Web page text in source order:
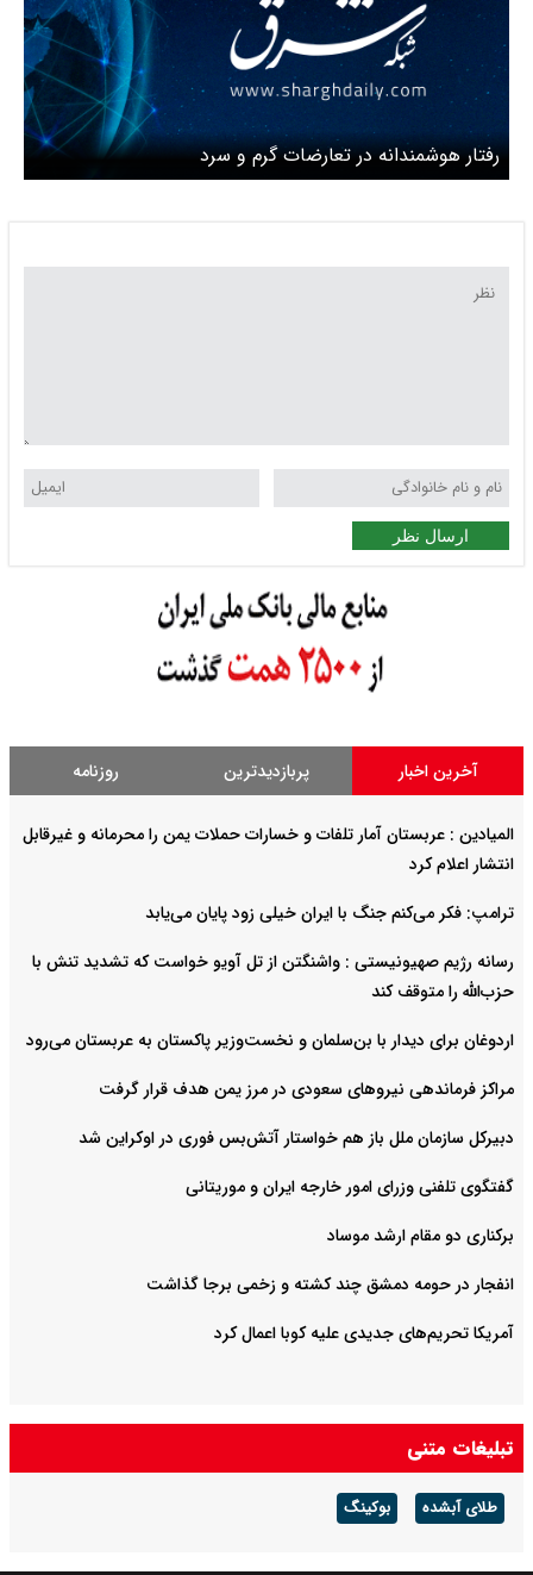
رفتار هوشمندانه در تعارضات گرم و سرد
ارسال نظر
آخرین اخبار پربازدیدترین روزنامه
المیادین : عربستان آمار تلفات و خسارات حملات یمن را محرمانه و غیرقابل
انتشار اعلام کرد
ترامپ: فکر می‌کنم جنگ با ایران خیلی زود پایان می‌یابد
رسانه رژیم صهیونیستی : واشنگتن از تل آویو خواست که تشدید تنش با
حزب‌الله را متوقف کند
اردوغان برای دیدار با بن‌سلمان و نخست‌وزیر پاکستان به عربستان می‌رود
مراکز فرماندهی نیروهای سعودی در مرز یمن هدف قرار گرفت
دبیرکل سازمان ملل باز هم خواستار آتش‌بس فوری در اوکراین شد
گفتگوی تلفنی وزرای امور خارجه ایران و موریتانی
برکناری دو مقام ارشد موساد
انفجار در حومه دمشق چند کشته و زخمی برجا گذاشت
آمریکا تحریم‌های جدیدی علیه کوبا اعمال کرد
تبلیغات متنی
طلای آبشده بوکینگ